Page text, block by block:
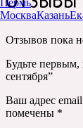
Пермь
МоскваКазань
Отзывов пока
Будьте первым,
сентября”
Ваш адрес
помечены *